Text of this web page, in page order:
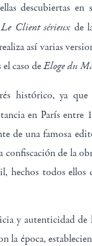
descubiertas
Le Client sérieux de
así varias
caso deEloge du
histórico, ya que
en París
de una famosa
de la
todos ellos
y autenticidad de
época,